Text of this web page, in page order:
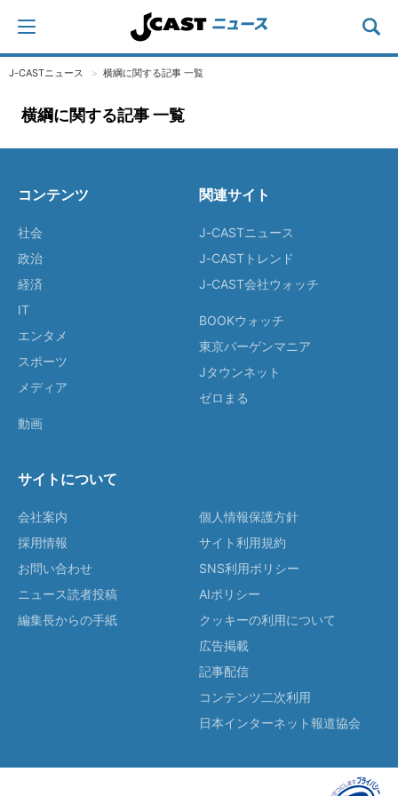
J-CASTニュース 横綱に関する記事 一覧
横綱に関する記事 一覧
コンテンツ
社会
政治
経済
IT
エンタメ
スポーツ
メディア
動画
関連サイト
J-CASTニュース
J-CASTトレンド
J-CAST会社ウォッチ
BOOKウォッチ
東京バーゲンマニア
Jタウンネット
ゼロまる
サイトについて
会社案内
採用情報
お問い合わせ
ニュース読者投稿
編集長からの手紙
個人情報保護方針
サイト利用規約
SNS利用ポリシー
AIポリシー
クッキーの利用について
広告掲載
記事配信
コンテンツ二次利用
日本インターネット報道協会